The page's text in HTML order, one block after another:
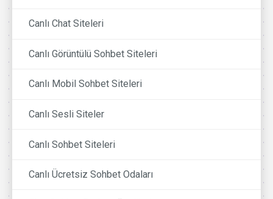
Canlı Chat Siteleri
Canlı Görüntülü Sohbet Siteleri
Canlı Mobil Sohbet Siteleri
Canlı Sesli Siteler
Canlı Sohbet Siteleri
Canlı Ücretsiz Sohbet Odaları